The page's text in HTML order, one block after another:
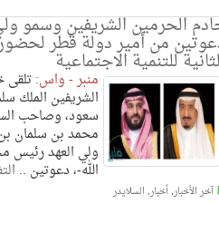
الحرمين الشريفين وسمو
من أمير دولة قطر لحضور
للتنمية الاجتماعية
منبر - واس:تلقى
الشريفين الملك
سعود، وصاحب
محمد بن سلمان
ولي العهد رئيس
الله-، دعوتين ..
آخر الأخبار,أخبار, السلايدر